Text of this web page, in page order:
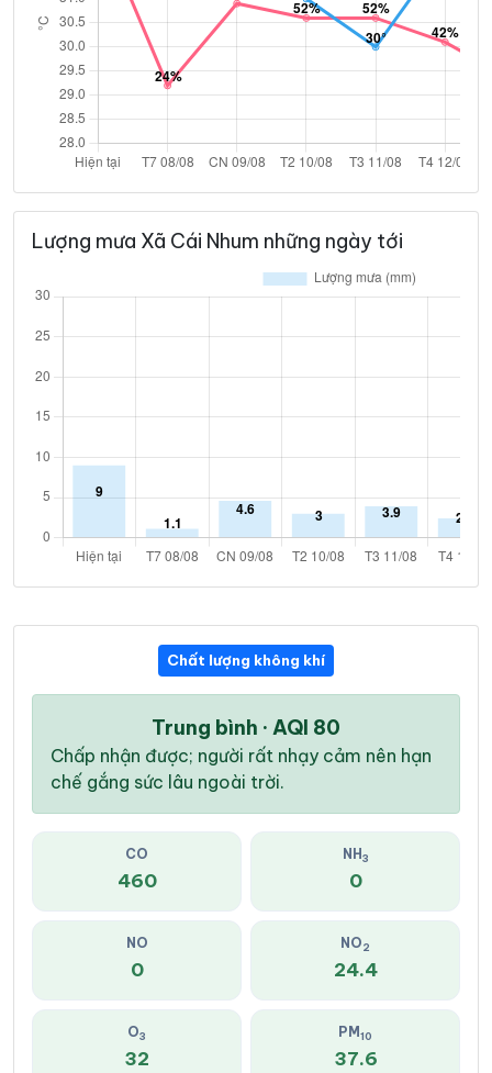
Lượng mưa Xã Cái Nhum những ngày tới
Chất lượng không khí
Trung bình · AQI 80
Chấp nhận được; người rất nhạy cảm nên hạn
chế gắng sức lâu ngoài trời.
CO
460
NH 3
0
NO
0
NO2
24.4
O3
32
PM 10
37.6